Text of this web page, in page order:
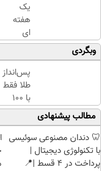
یک
هفته
ای
کتابت
را با
مجوز
رسمی
چاپ
کن !
کلیک
کن تا
هست
وبگردی
پس‌انداز
طلا فقط
با ۱۰۰
(امن و
راحت)
مطالب پیشنهادی
🦷 دندان مصنوعی سوئیسی
با تکنولوژی دیجیتال |
پرداخت در 4 قسط |📍